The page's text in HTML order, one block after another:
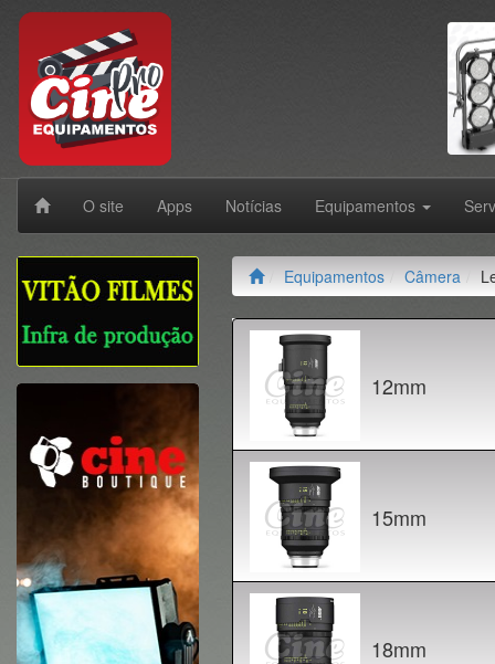
O site Apps Notícias Equipamentos
Equipamentos Câmera
12mm
15mm
18mm